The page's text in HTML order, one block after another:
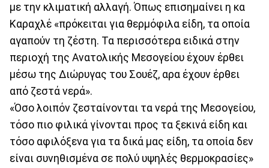
με την κλιματική αλλαγή. Όπως επισημαίνει η κα
Καραχλέ «πρόκειται για θερμόφιλα είδη, τα οποία
αγαπούν τη ζέστη. Τα περισσότερα ειδικά στην
περιοχή της Ανατολικής Μεσογείου έχουν έρθει
μέσω της Διώρυγας του Σουέζ, αρα έχουν έρθει
από ζεστά νερά».
«Όσο λοιπόν ζεσταίνονται τα νερά της Μεσογείου,
τόσο πιο φιλικά γίνονται προς τα ξεκινά είδη και
τόσο αφιλόξενα για τα δικά μας είδη, τα οποία δεν
είναι συνηθισμένα σε πολύ υψηλές θερμοκρασίες»